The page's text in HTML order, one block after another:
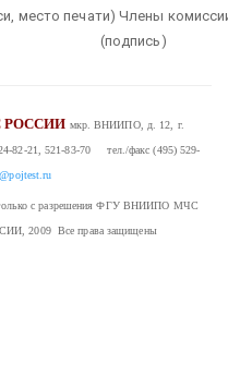
Члены
мкр. ВНИИПО, д. 12, г.
82-21, 521-83-70 тел./факс (495) 529-
только с разрешения ФГУ ВНИИПО МЧС
2009 Все права защищены